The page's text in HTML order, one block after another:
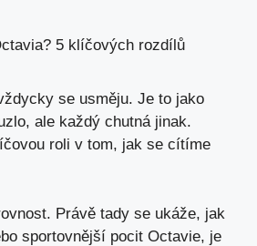
5 klíčových rozdílů
se usměju. Je to jako
ale každý chutná jinak.
roli v tom, jak se cítíme
Právě tady se ukáže, jak
sportovnější pocit Octavie, je